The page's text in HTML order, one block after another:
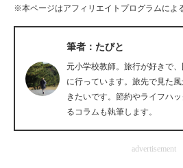
ITエンジニア向け専門サイト
企業向けIT製品の総合サイト
IT製品の技術・比較・事例
※本ページはアフィリエイトプログラムによ
筆者：たびと
元小学校教師。旅行が好きで
に行っています。旅先で見た
きたいです。節約やライフハ
るコラムも執筆します。
advertisement